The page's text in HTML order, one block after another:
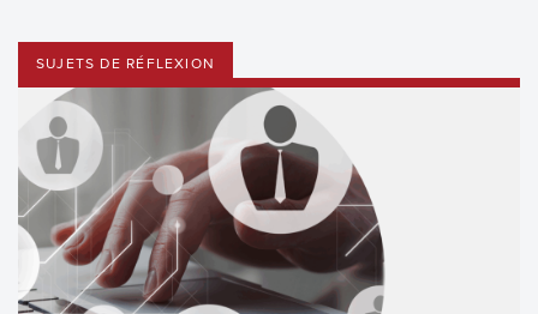
SUJETS DE RÉFLEXION